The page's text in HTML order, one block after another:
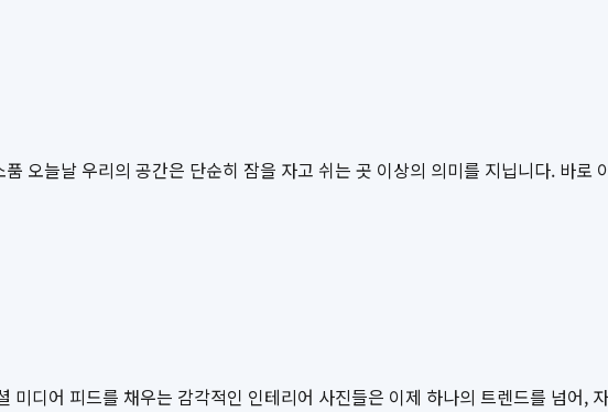
오늘날 우리의 공간은 단순히 잠을 자고 쉬는 곳 이상의 의미를 지닙니다. 바
디어 피드를 채우는 감각적인 인테리어 사진들은 이제 하나의 트렌드를 넘어,